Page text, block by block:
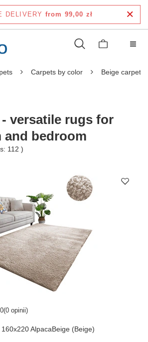
DELIVERY from 99,00 zł
Carpets by color Beige carpets
versatile rugs for
bedroom
112 )
0(0 opinii)
AlpacaBeige (Beige)